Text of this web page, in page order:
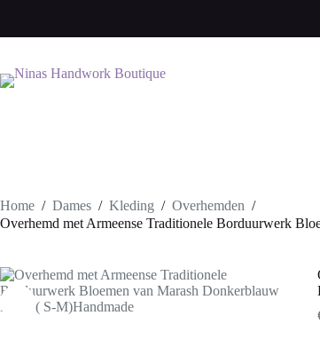
de
Home / Dames / Kleding / Overhemden /
Overhemd met Armeense Traditionele Borduurwerk